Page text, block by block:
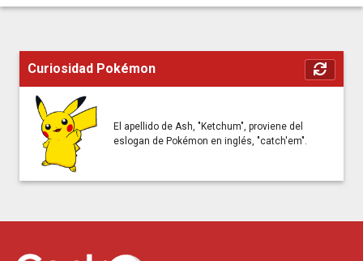
Curiosidad Pokémon
El apellido de Ash, "Ketchum", proviene del
eslogan de Pokémon en inglés, "catch'em".